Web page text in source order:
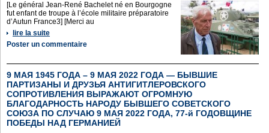
[Le général Jean-René Bachelet né en Bourgogne
fut enfant de troupe à l’école militaire préparatoire
d’Autun France3] [Merci au
lire la suite
Poster un commentaire
9 МАЯ 1945 ГОДА – 9 МАЯ 2022 ГОДА — БЫВШИЕ
ПАРТИЗАНЫ И ДРУЗЬЯ АНТИГИТЛЕРОВСКОГО
СОПРОТИВЛЕНИЯ ВЫРАЖАЮТ ОГРОМНУЮ
БЛАГОДАРНОСТЬ НАРОДУ БЫВШЕГО СОВЕТСКОГО
СОЮЗА ПО СЛУЧАЮ 9 МАЯ 2022 ГОДА, 77-й ГОДОВЩИНЕ
ПОБЕДЫ НАД ГЕРМАНИЕЙ